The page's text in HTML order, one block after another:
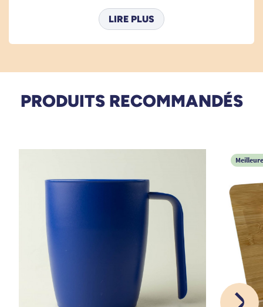
bien
super et d'utilisation aisée
A. Anonymous
LIRE PLUS
PRODUITS RECOMMANDÉS